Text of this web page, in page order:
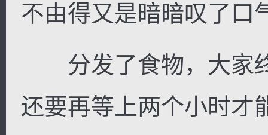
不由得又是暗暗叹了口
分发了食物，大家
还要再等上两个小时才